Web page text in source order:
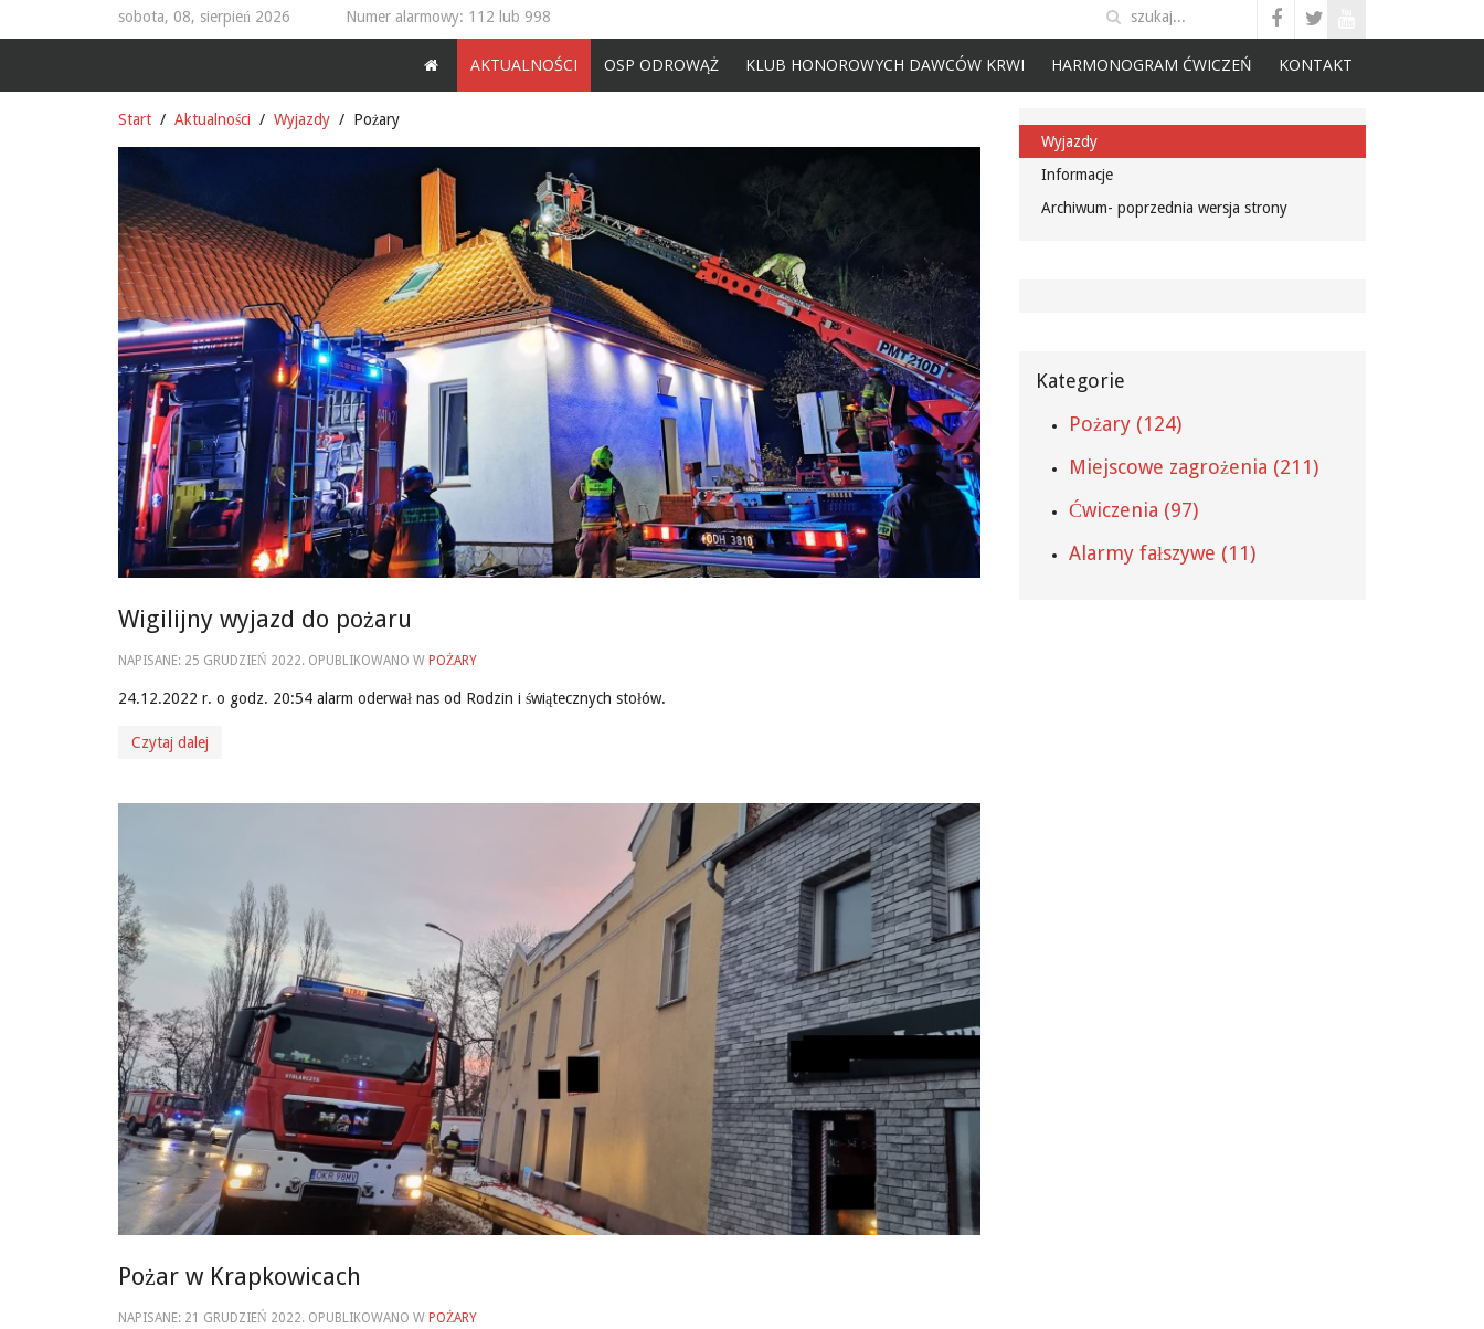
sobota, 08, sierpień 2026 Numer alarmowy: 112 lub 998
AKTUALNOŚCI OSP ODROWĄŻ KLUB HONOROWYCH DAWCÓW KRWI HARMONOGRAM ĆWICZEŃ KONTAKT
Start Aktualności Wyjazdy Pożary
Wigilijny wyjazd do pożaru
NAPISANE: 25 GRUDZIEŃ 2022. OPUBLIKOWANO W POŻARY
24.12.2022 r. o godz. 20:54 alarm oderwał nas od Rodzin i świątecznych stołów.
Czytaj dalej
Pożar w Krapkowicach
NAPISANE: 21 GRUDZIEŃ 2022. OPUBLIKOWANO W POŻARY
Wyjazdy
Informacje
Archiwum- poprzednia wersja strony
Kategorie
Pożary (124)
Miejscowe zagrożenia (211)
Ćwiczenia (97)
Alarmy fałszywe (11)